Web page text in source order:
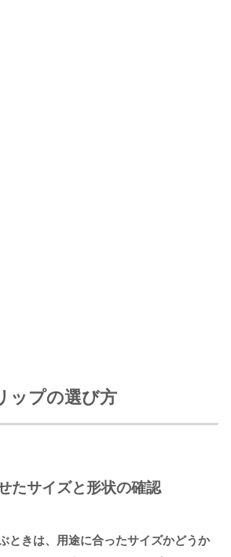
ップの選び方
たサイズと形状の確認
ときは、用途に合ったサイズかどうか